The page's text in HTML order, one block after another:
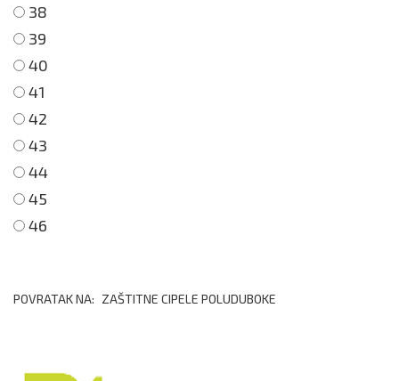
38
39
40
41
42
43
44
45
46
POVRATAK NA: ZAŠTITNE CIPELE POLUDUBOKE